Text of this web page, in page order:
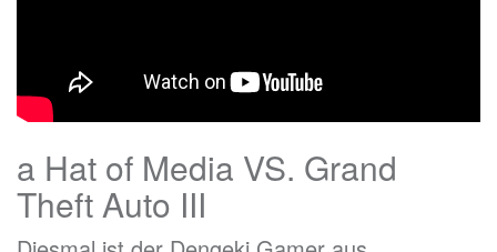
a Hat of Media VS. Grand
Theft Auto III